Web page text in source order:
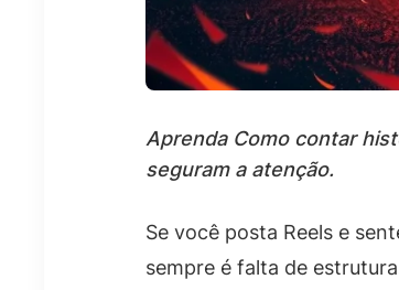
Aprenda Como contar
seguram a atenção.
Se você posta Reels e
sempre é falta de